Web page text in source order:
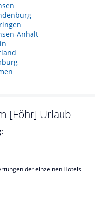
Anhalt
[Föhr] Urlaub
der einzelnen Hotels